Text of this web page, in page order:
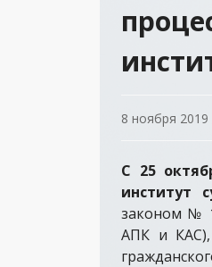
8 ноября 2019
С 25
институт
законом №
АПК и КАС),